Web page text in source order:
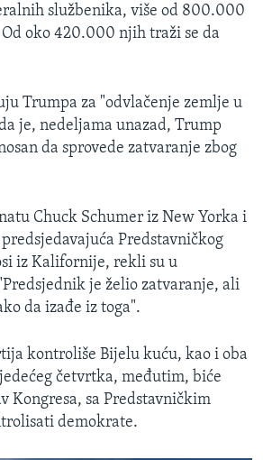
službenika, više od 800.000
oko 420.000 njih traži se da
Trumpa za "odvlačenje zemlje u
je, nedeljama unazad, Trump
da sprovede zatvaranje zbog
Chuck Schumer iz New Yorka i
Predstavničkog
iz Kalifornije, rekli su u
je želio zatvaranje, ali
da izađe iz toga".
kontroliše Bijelu kuću, kao i oba
četvrtka, međutim, biće
Kongresa, sa Predstavničkim
demokrate.